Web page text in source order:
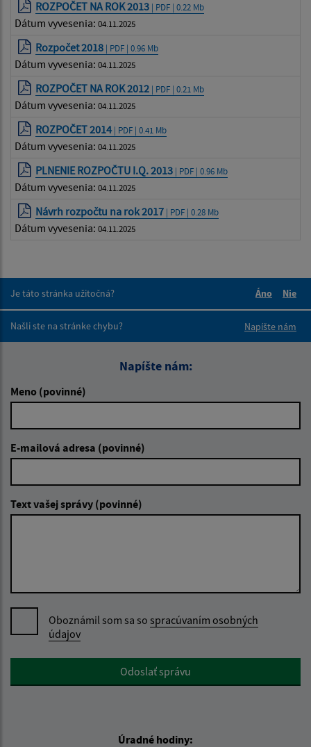
ROZPOČET NA ROK 2013 | PDF | 0.22 Mb
Dátum vyvesenia: 04.11.2025
Rozpočet 2018 | PDF | 0.96 Mb
Dátum vyvesenia: 04.11.2025
ROZPOČET NA ROK 2012 | PDF | 0.21 Mb
Dátum vyvesenia: 04.11.2025
ROZPOČET 2014 | PDF | 0.41 Mb
Dátum vyvesenia: 04.11.2025
PLNENIE ROZPOČTU I.Q. 2013 | PDF | 0.96 Mb
Dátum vyvesenia: 04.11.2025
Návrh rozpočtu na rok 2017 | PDF | 0.28 Mb
Dátum vyvesenia: 04.11.2025
Je táto stránka užitočná?
Áno
Nie
Našli ste na stránke chybu?
Napíšte nám
Napíšte nám:
Meno (povinné)
E-mailová adresa (povinné)
Text vašej správy (povinné)
Oboznámil som sa so spracúvaním osobných
údajov
Google reCaptcha ResponseOdoslať správu
Úradné hodiny: